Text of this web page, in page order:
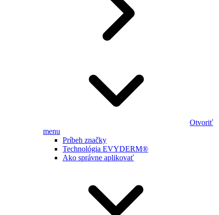
Otvoriť
menu
Príbeh značky
Technológia EVYDERM®
Ako správne aplikovať